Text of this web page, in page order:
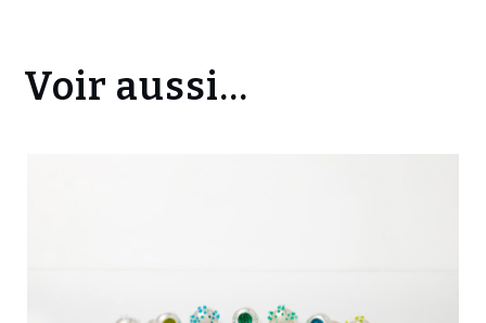
Voir aussi...